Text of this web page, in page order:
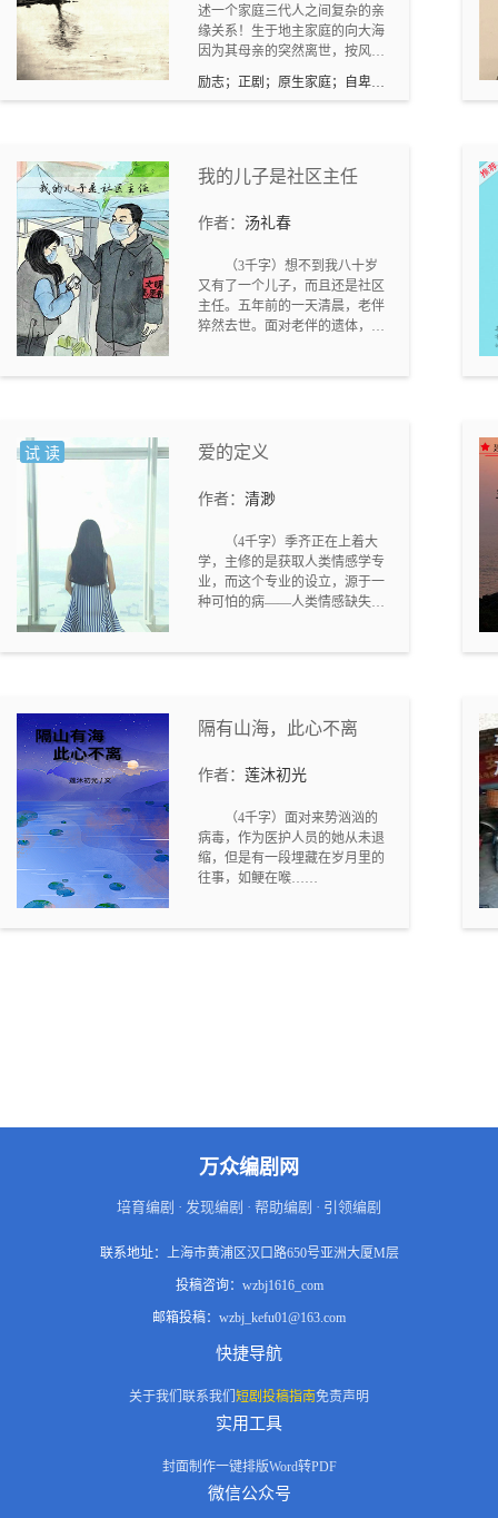
述一个家庭三代人之间复杂的亲
缘关系！生于地主家庭的向大海
因为其母亲的突然离世，按风俗
找一个女子结婚冲喜！否则三年
后才能成婚。闪婚的向大海找了
老思想，也使得素芬为了逃避计
藏生出了儿子！一家五口从身无
分文到白手起家过上了富足的小
响着三个孩子的婚恋观和人生
观！大女儿向南从小具有艺术天
赋，但是被封建思想的双亲剥夺
了学乐器的条件！又因为是女儿
喜欢帮家里做生意。因为又是儿
长大后，各自间的手足关系，与
父母的亲子关系都不同程度的产
生了裂痕。年纪尚幼的弟弟闪婚
生子，一个心机重的弟媳妇在这
个大家庭里扮演着和向大海一样
自私，重物质的品性！他们之间
的关系将会如何发展.......
励志；正剧；原生家庭；自卑人
格
我的儿子是社区主任
作者： 汤礼春
（3千字）想不到我八十岁
又有了一个儿子，而且还是社区
主任。五年前的一天清晨，老伴
猝然去世。面对老伴的遗体，我
请安心节哀，在家休息。你老伴
试 读 爱的定义
作者： 清渺
（4千字）季齐正在上着大
学，主修的是获取人类情感学专
业，而这个专业的设立，源于一
种可怕的病——人类情感缺失
生活节奏过快而引起的焦虑。慢
天，没有病的人类反而成为了少
就是为了让人类重拾拥抱情感的
权利和本能，寻求爱的定义......
隔有山海，此心不离
作者： 莲沐初光
（4千字）面对来势汹汹的
病毒，作为医护人员的她从未退
缩，但是有一段埋藏在岁月里的
往事，如鲠在喉……
万众编剧网
培育编剧 · 发现编剧 · 帮助编剧 · 引领编剧
联系地址： 上海市黄浦区汉口路650号亚洲大厦M层
投稿咨询： wzbj1616_com
邮箱投稿： wzbj_kefu01@163.com
快捷导航
关于我们 联系我们 短剧投稿指南免责声明
实用工具
封面制作一键排版Word转PDF
微信公众号